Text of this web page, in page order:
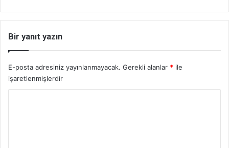
Bir yanıt yazın
E-posta adresiniz yayınlanmayacak. Gerekli alanlar * ile
işaretlenmişlerdir